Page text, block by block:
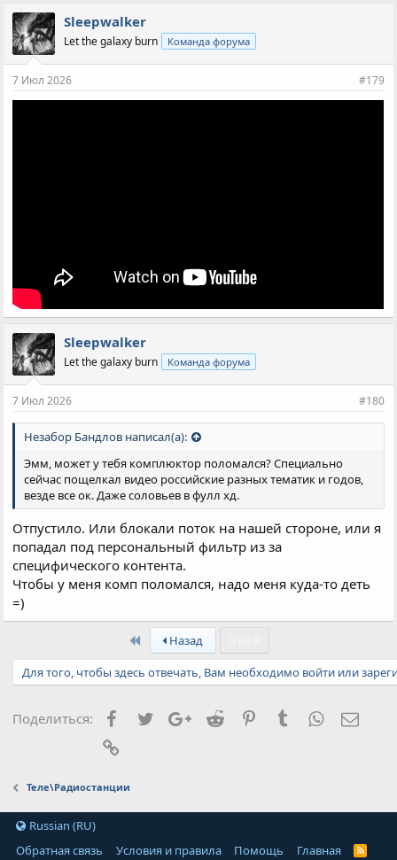
Sleepwalker
Let the galaxy burn Команда форума
7 Июл 2026 #179
Sleepwalker
Let the galaxy burn Команда форума
7 Июл 2026 #180
Незабор Бандлов написал(а):
Эмм, может у тебя комплюктор поломался? Специально
сейчас пощелкал видео российские разных тематик и годов,
везде все ок. Даже соловьев в фулл хд.
Отпустило. Или блокали поток на нашей стороне, или я
попадал под персональный фильтр из за
специфического контента.
Чтобы у меня комп поломался, надо меня куда-то деть
=)
First Назад
Для того, чтобы здесь отвечать, Вам необходимо войти или
Поделиться: Facebook
TwitterGoogle+
Reddit PinterestTumblrWhatsApp
Теле\Радиостанции
Russian (RU)
Обратная связь
Условия и правила Помощь Главная